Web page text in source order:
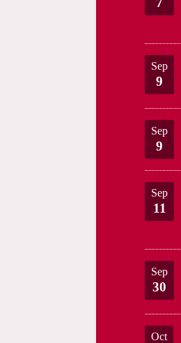
Sep
9
Sep
9
Sep
11
Sep
30
Oct